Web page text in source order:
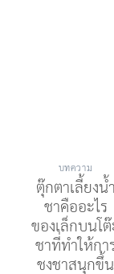
บทความ
ตุ๊กตาเลี้ยงน้ำ
ชาคืออะไร
ของเล็กบนโ
ชาที่ทำให้กา
ชงชาสนุกขึ้น